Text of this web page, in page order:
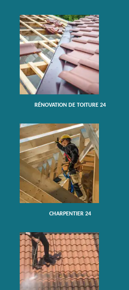
RÉNOVATION DE TOITURE 24
CHARPENTIER 24